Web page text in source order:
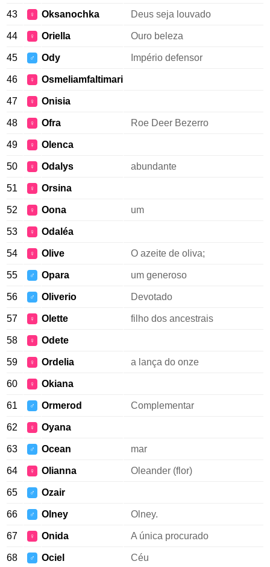
43 ♀ Oksanochka Deus seja louvado
44 ♀ Oriella Ouro beleza
45 ♂ Ody Império defensor
46 ♀ Osmeliamfaltimari
47 ♀ Onisia
48 ♀ Ofra Roe Deer Bezerro
49 ♀ Olenca
50 ♀ Odalys abundante
51 ♀ Orsina
52 ♀ Oona um
53 ♀ Odaléa
54 ♀ Olive O azeite de oliva;
55 ♂ Opara um generoso
56 ♂ Oliverio Devotado
57 ♀ Olette filho dos ancestrais
58 ♀ Odete
59 ♀ Ordelia a lança do onze
60 ♀ Okiana
61 ♂ Ormerod Complementar
62 ♀ Oyana
63 ♂ Ocean mar
64 ♀ Olianna Oleander (flor)
65 ♂ Ozair
66 ♂ Olney Olney.
67 ♀ Onida A única procurado
68 ♂ Ociel Céu